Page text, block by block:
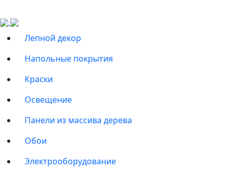
Лепной декор
Напольные покрытия
Краски
Освещение
Панели из массива дерева
Обои
Электрооборудование